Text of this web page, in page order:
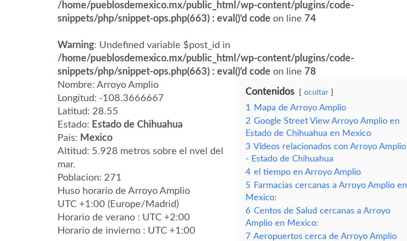
/home/pueblosdemexico.mx/public_html/wp-content/plugins/code-
snippets/php/snippet-ops.php(663) : eval()'d code on line 74
Warning: Undefined variable $post_id in
/home/pueblosdemexico.mx/public_html/wp-content/plugins/code-
snippets/php/snippet-ops.php(663) : eval()'d code on line 78
Nombre: Arroyo Amplio
Longitud: -108.3666667
Latitud: 28.55
Estado: Estado de Chihuahua
Pais: Mexico
Altitud: 5.928 metros sobre el nvel del
mar.
Poblacion: 271
Huso horario de Arroyo Amplio
UTC +1:00 (Europe/Madrid)
Horario de verano : UTC +2:00
Horario de invierno : UTC +1:00
Contenidos ocultar
1
Mapa de Arroyo Amplio
2 Google Street View Arroyo Amplio en
Estado de Chihuahua en Mexico
3 Vídeos relacionados con Arroyo Amplio
- Estado de Chihuahua
4 el tiempo en Arroyo Amplio
5 Farmacias cercanas a Arroyo Amplio en
Mexico:
6 Centos de Salud cercanas a Arroyo
Amplio en Mexico:
7 Aeropuertos cerca de Arroyo Amplio